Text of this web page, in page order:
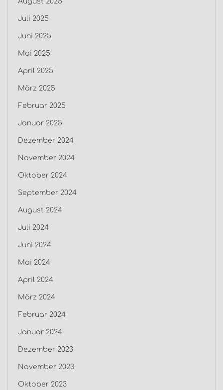
Juli 2025
Juni 2025
Mai 2025
April 2025
März 2025
Februar 2025
Januar 2025
Dezember 2024
November 2024
Oktober 2024
September 2024
August 2024
Juli 2024
Juni 2024
Mai 2024
April 2024
März 2024
Februar 2024
Januar 2024
Dezember 2023
November 2023
Oktober 2023